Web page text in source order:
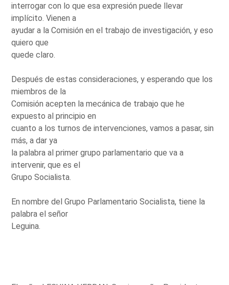
interrogar con lo que esa expresión puede llevar
implícito. Vienen a
ayudar a la Comisión en el trabajo de investigación, y eso
quiero que
quede claro.
Después de estas consideraciones, y esperando que los
miembros de la
Comisión acepten la mecánica de trabajo que he
expuesto al principio en
cuanto a los turnos de intervenciones, vamos a pasar, sin
más, a dar ya
la palabra al primer grupo parlamentario que va a
intervenir, que es el
Grupo Socialista.
En nombre del Grupo Parlamentario Socialista, tiene la
palabra el señor
Leguina.